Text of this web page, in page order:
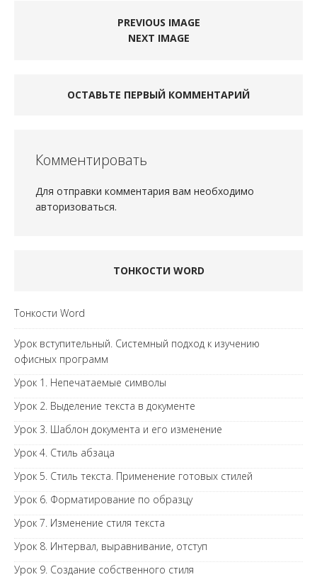
PREVIOUS IMAGE
NEXT IMAGE
ОСТАВЬТЕ ПЕРВЫЙ КОММЕНТАРИЙ
Комментировать
Для отправки комментария вам необходимо
авторизоваться.
ТОНКОСТИ WORD
Тонкости Word
Урок вступительный. Системный подход к изучению
офисных программ
Урок 1. Непечатаемые символы
Урок 2. Выделение текста в документе
Урок 3. Шаблон документа и его изменение
Урок 4. Стиль абзаца
Урок 5. Стиль текста. Применение готовых стилей
Урок 6. Форматирование по образцу
Урок 7. Изменение стиля текста
Урок 8. Интервал, выравнивание, отступ
Урок 9. Создание собственного стиля